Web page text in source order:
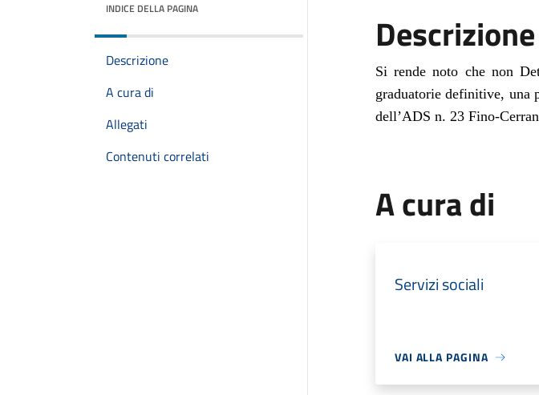
INDICE DELLA PAGINA
Descrizione
A cura di
Allegati
Contenuti correlati
Descrizione
Si rende noto che non
graduatorie definitive, una
dell’ADS n. 23 Fino-
A cura di
Servizi sociali
VAI ALLA PAGINA